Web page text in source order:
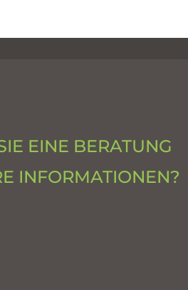
EINE BERATUNG
INFORMATIONEN?